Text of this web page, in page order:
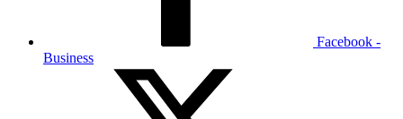
Facebook -
Business